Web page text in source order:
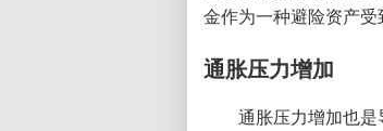
金作为一种避险资产受
通胀压力增加
通胀压力增加也